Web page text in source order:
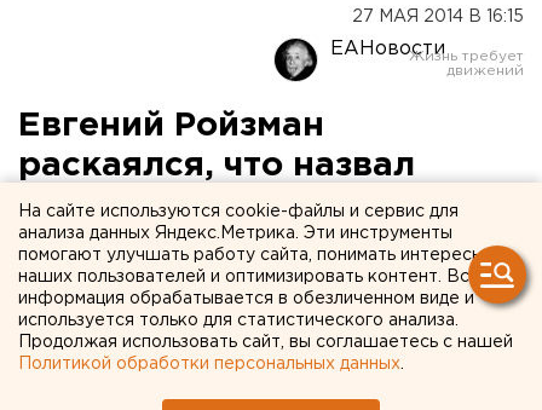
27 МАЯ 2014 В 16:15
ЕАНовости
Евгений Ройзман
раскаялся, что назвал
Аркадия Чернецкого
«свиньей года»
Глава Екатеринбурга пожаловался на тяжкую
долю, но сообщил, что туман в его голове уже
рассеивается.
На сайте используются cookie-файлы и сервис для
анализа данных Яндекс.Метрика. Эти инструменты
помогают улучшать работу сайта, понимать интересы
наших пользователей и оптимизировать контент. Вся
информация обрабатывается в обезличенном виде и
используется только для статистического анализа.
Продолжая использовать сайт, вы соглашаетесь с нашей
Политикой обработки персональных данных